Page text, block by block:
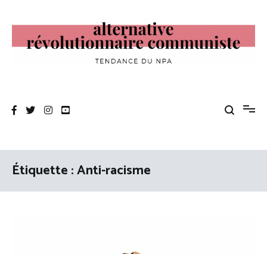
contenu
Étiquette :Anti-racisme